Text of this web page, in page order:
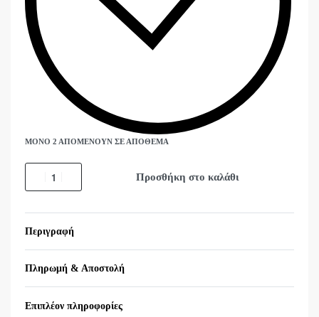
ΜΌΝΟ 2 ΑΠΟΜΈΝΟΥΝ ΣΕ ΑΠΌΘΕΜΑ
Προσθήκη στο καλάθι
Περιγραφή
Πληρωμή & Αποστολή
Επιπλέον πληροφορίες